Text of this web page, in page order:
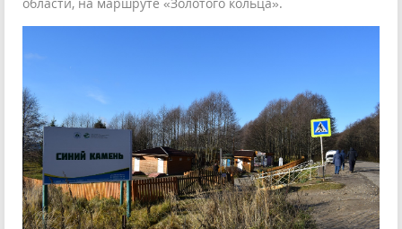
области, на маршруте «Золотого кольца».